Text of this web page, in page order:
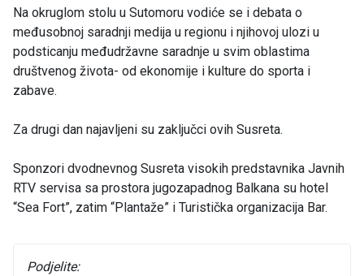
Na okruglom stolu u Sutomoru vodiće se i debata o
međusobnoj saradnji medija u regionu i njihovoj ulozi u
podsticanju međudržavne saradnje u svim oblastima
društvenog života- od ekonomije i kulture do sporta i
zabave.
Za drugi dan najavljeni su zaključci ovih Susreta.
Sponzori dvodnevnog Susreta visokih predstavnika Javnih
RTV servisa sa prostora jugozapadnog Balkana su hotel
“Sea Fort”, zatim “Plantaže” i Turistička organizacija Bar.
Podjelite: